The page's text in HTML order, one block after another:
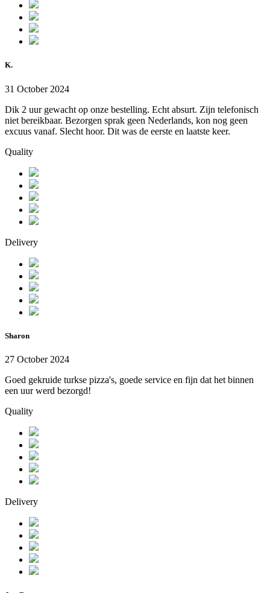
K.
31 October 2024
Dik 2 uur gewacht op onze bestelling. Echt absurt. Zijn telefonisch
niet bereikbaar. Bezorgen sprak geen Nederlands, kon nog geen
excuus vanaf. Slecht hoor. Dit was de eerste en laatste keer.
Quality
Delivery
Sharon
27 October 2024
Goed gekruide turkse pizza's, goede service en fijn dat het binnen
een uur werd bezorgd!
Quality
Delivery